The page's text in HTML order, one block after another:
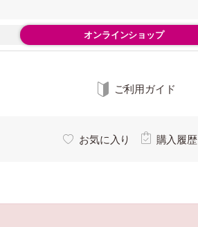
オンラインショップ
ご利用ガイド
お気に入り 購入履歴